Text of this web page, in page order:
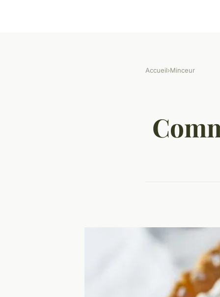
Accueil›Minceur